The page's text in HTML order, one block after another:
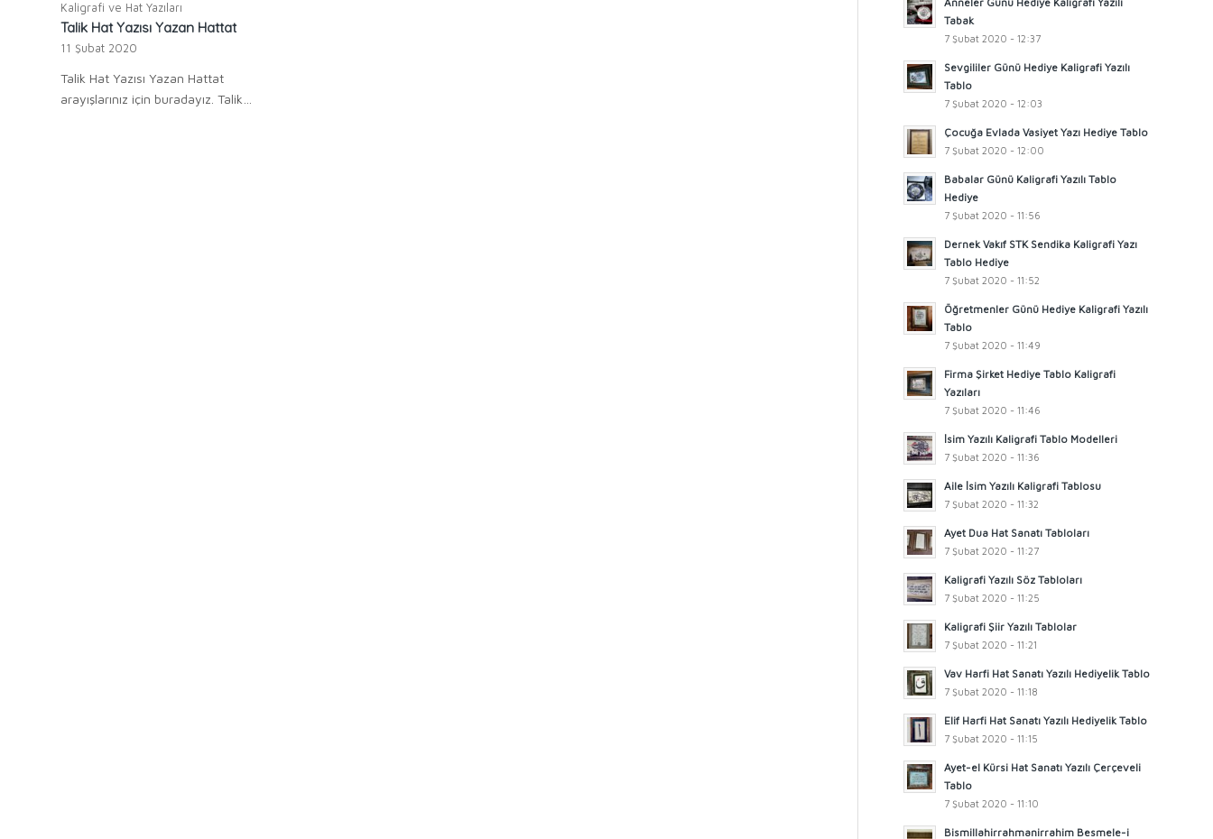
Kaligrafi ve Hat Yazıları
Talik Hat Yazısı Yazan Hattat
11 Şubat 2020
Talik Hat Yazısı Yazan Hattat
arayışlarınız için buradayız. Talik…
Tabak
7 Şubat 2020 - 12:37
Sevgililer Günü Hediye Kaligrafi Yazılı
Tablo
7 Şubat 2020 - 12:03
Çocuğa Evlada Vasiyet Yazı Hediye Tablo
7 Şubat 2020 - 12:00
Babalar Günü Kaligrafi Yazılı Tablo
Hediye
7 Şubat 2020 - 11:56
Dernek Vakıf STK Sendika Kaligrafi Yazı
Tablo Hediye
7 Şubat 2020 - 11:52
Öğretmenler Günü Hediye Kaligrafi Yazılı
Tablo
7 Şubat 2020 - 11:49
Firma Şirket Hediye Tablo Kaligrafi
Yazıları
7 Şubat 2020 - 11:46
İsim Yazılı Kaligrafi Tablo Modelleri
7 Şubat 2020 - 11:36
Aile İsim Yazılı Kaligrafi Tablosu
7 Şubat 2020 - 11:32
Ayet Dua Hat Sanatı Tabloları
7 Şubat 2020 - 11:27
Kaligrafi Yazılı Söz Tabloları
7 Şubat 2020 - 11:25
Kaligrafi Şiir Yazılı Tablolar
7 Şubat 2020 - 11:21
Vav Harfi Hat Sanatı Yazılı Hediyelik Tablo
7 Şubat 2020 - 11:18
Elif Harfi Hat Sanatı Yazılı Hediyelik Tablo
7 Şubat 2020 - 11:15
Ayet-el Kürsi Hat Sanatı Yazılı Çerçeveli
Tablo
7 Şubat 2020 - 11:10
Bismillahirrahmanirrahim Besmele-i